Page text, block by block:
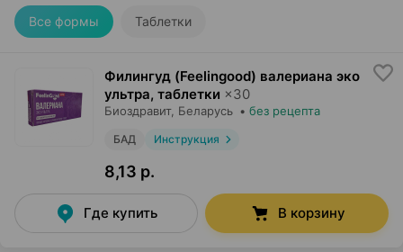
Все формы Таблетки
Филингуд (Feelingood) валериана эко
ультра, таблетки ×30
Биоздравит, Беларусь • без рецепта
БАД Инструкция
8,13 р.
Где купить В корзину